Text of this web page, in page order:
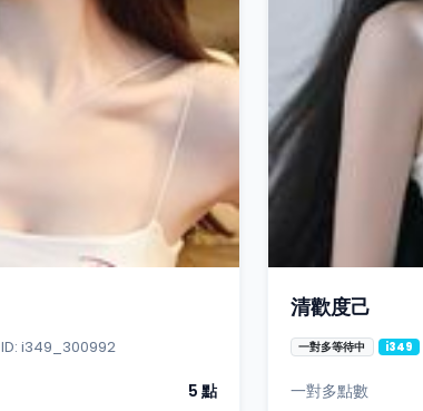
ID: i349_300992
5 點
清歡度己
一對多等待中 i349
一對多點數